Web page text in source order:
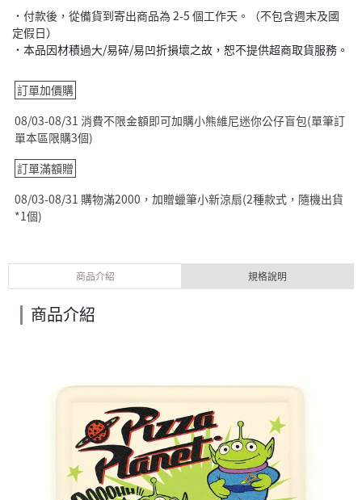
˙付款後，從備貨到寄出商品為 2-5 個工作天。（不包含週末及國
定假日）
˙本品因材積過大/易碎/易凹折損壞之故，恕不提供超商取貨服務。
訂單加價購
08/03-08/31 消費不限金額即可加購小熊維尼迷你公仔盲包(單筆訂
單本區限購3個)
訂單滿額贈
08/03-08/31 購物滿2000，加贈蠟筆小新涼扇(2種款式，隨機出貨
*1個)
商品介紹 規格說明
商品介紹